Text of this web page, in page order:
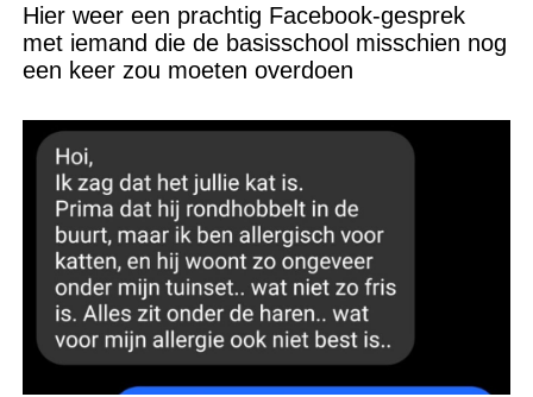
Hier weer een prachtig Facebook-gesprek
met iemand die de basisschool misschien nog
een keer zou moeten overdoen